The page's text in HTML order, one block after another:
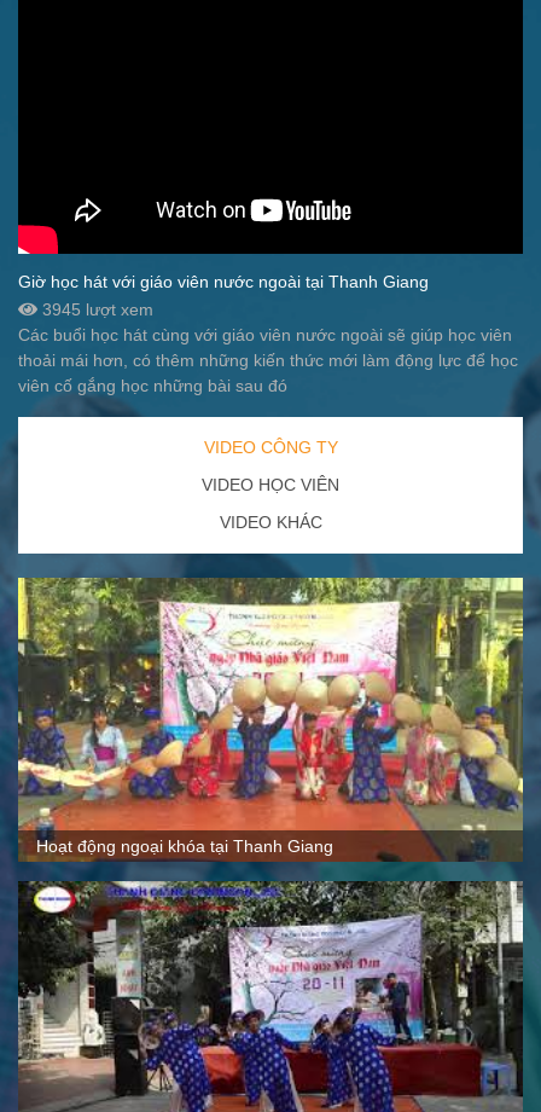
Giờ học hát với giáo viên nước ngoài tại Thanh Giang
3945 lượt xem
Các buổi học hát cùng với giáo viên nước ngoài sẽ giúp học viên
thoải mái hơn, có thêm những kiến thức mới làm động lực để học
viên cố gắng học những bài sau đó
VIDEO CÔNG TY
VIDEO HỌC VIÊN
VIDEO KHÁC
Quy mô, cách thức hoạt động tại Thanh Giang